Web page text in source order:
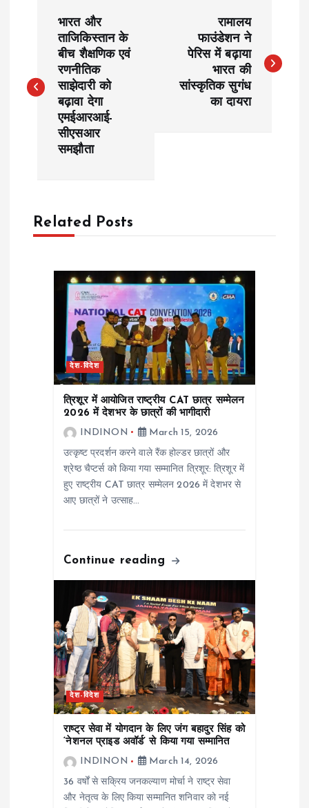
s
v
भारत और
ताजिकिस्तान के
बीच शैक्षणिक एवं
रणनीतिक
साझेदारी को
बढ़ावा देगा
एमईआरआई-
सीएसआर
समझौता
रामालय
फाउंडेशन ने
पेरिस में बढ़ाया
भारत की
सांस्कृतिक सुगंध
का दायरा
Related Posts
देश-विदेश
त्रिशूर में आयोजित राष्ट्रीय CAT छात्र सम्मेलन
2026 में देशभर के छात्रों की भागीदारी
INDINON
March 15, 2026
उत्कृष्ट प्रदर्शन करने वाले रैंक होल्डर छात्रों और
श्रेष्ठ चैप्टर्स को किया गया सम्मानित त्रिशूर: त्रिशूर में
हुए राष्ट्रीय CAT छात्र सम्मेलन 2026 में देशभर से
आए छात्रों ने उत्साह…
Continue reading
देश-विदेश
राष्ट्र सेवा में योगदान के लिए जंग बहादुर सिंह को
‘नेशनल प्राइड अवॉर्ड’ से किया गया सम्मानित
INDINON
March 14, 2026
36 वर्षों से सक्रिय जनकल्याण मोर्चा ने राष्ट्र सेवा
और नेतृत्व के लिए किया सम्मानित शनिवार को नई